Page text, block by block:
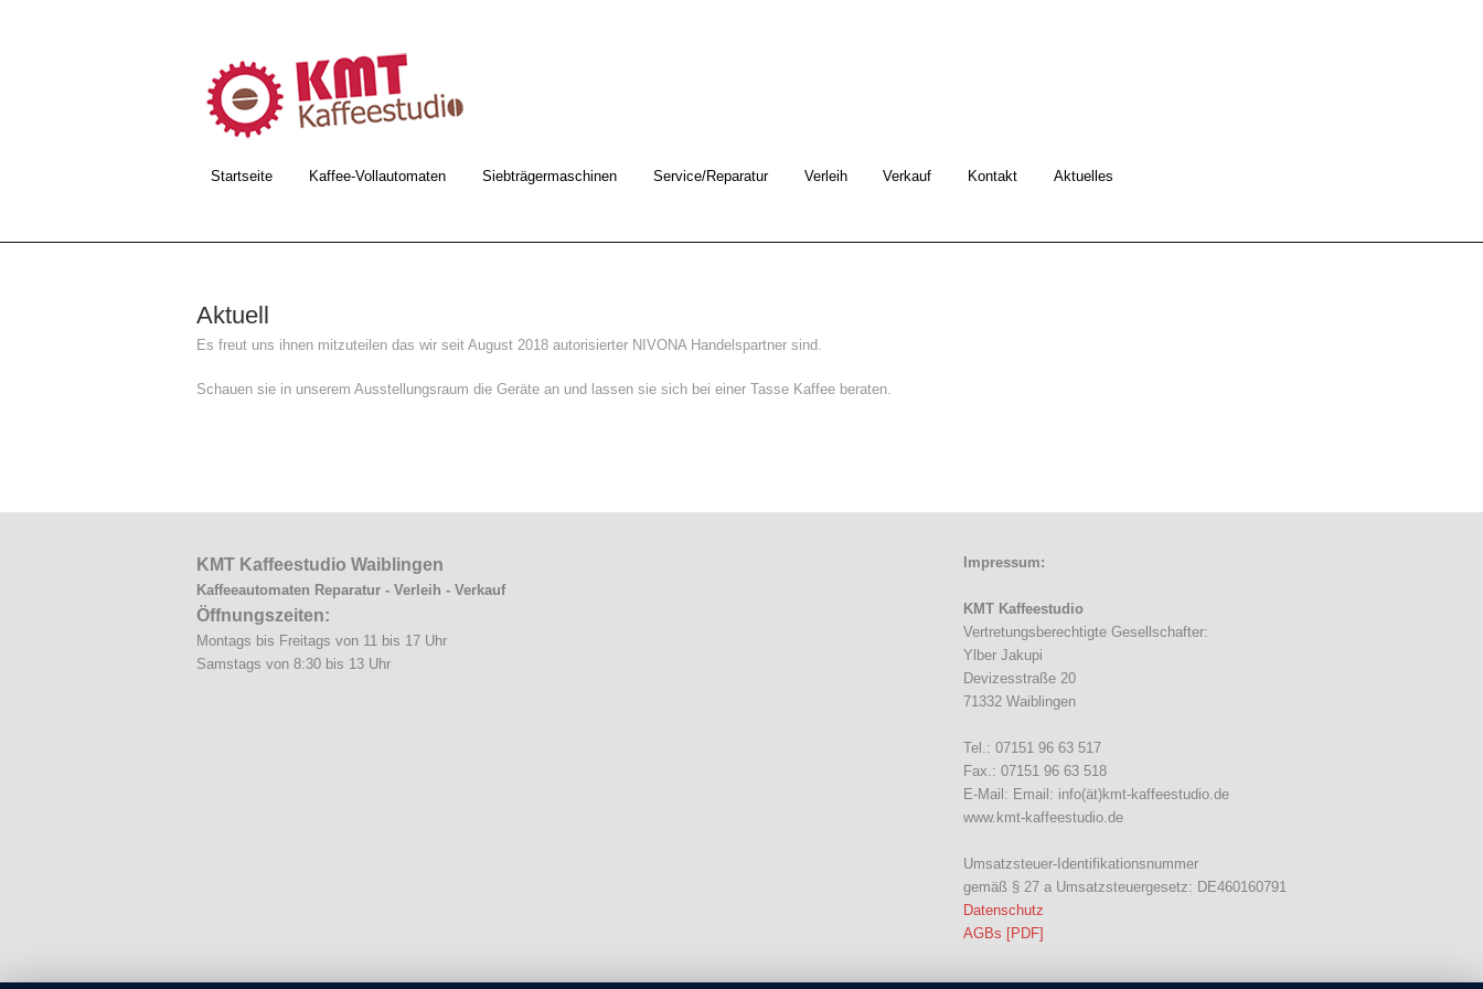
Startseite Kaffee-Vollautomaten Siebträgermaschinen Service/Reparatur Verleih Verkauf Kontakt Aktuelles
Aktuell
Es freut uns ihnen mitzuteilen das wir seit August 2018 autorisierter NIVONA Handelspartner sind.
Schauen sie in unserem Ausstellungsraum die Geräte an und lassen sie sich bei einer Tasse Kaffee beraten.
Impressum:
KMT Kaffeestudio
Vertretungsberechtigte Gesellschafter:
Ylber Jakupi
Devizesstraße 20
71332 Waiblingen
Tel.: 07151 96 63 517
Fax.: 07151 96 63 518
E-Mail: Email: info(ät)kmt-kaffeestudio.de
www.kmt-kaffeestudio.de
Umsatzsteuer-Identifikationsnummer
gemäß § 27 a Umsatzsteuergesetz: DE460160791
Datenschutz
AGBs [PDF]
KMT Kaffeestudio Waiblingen
Kaffeeautomaten Reparatur - Verleih - Verkauf
Öffnungszeiten:
Montags bis Freitags von 11 bis 17 Uhr
Samstags von 8:30 bis 13 Uhr